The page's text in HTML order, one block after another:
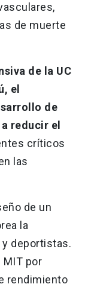
de muerte
de la UC
el
de
reducir el
críticos
las
de un
la
deportistas.
MIT por
rendimiento